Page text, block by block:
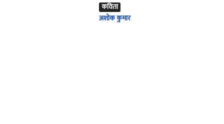
कविता
अशोक कुमार